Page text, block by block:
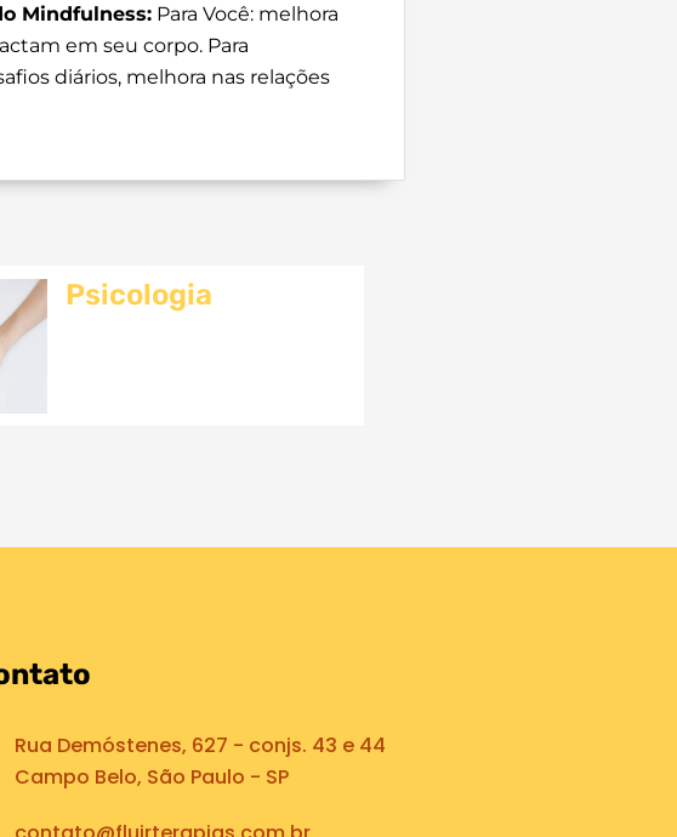
Mindfulness: Para Você: melhora
em seu corpo. Para
diários, melhora nas relações
Psicologia
Rua Demóstenes, 627 - conjs. 43 e 44
Campo Belo, São Paulo - SP